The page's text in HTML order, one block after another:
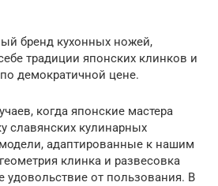
бренд кухонных ножей,
традиции японских клинков и
демократичной цене.
когда японские мастера
славянских кулинарных
адаптированные к нашим
клинка и развесовка
удовольствие от пользования. В